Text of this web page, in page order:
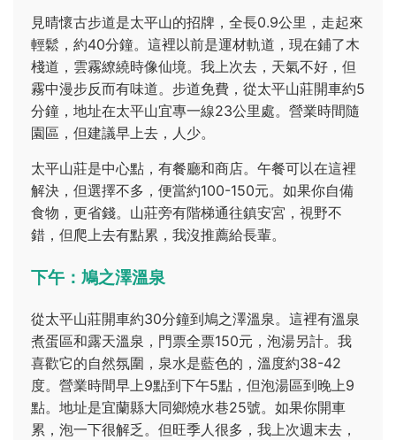
見晴懷古步道是太平山的招牌，全長0.9公里，走起來
輕鬆，約40分鐘。這裡以前是運材軌道，現在鋪了木
棧道，雲霧繚繞時像仙境。我上次去，天氣不好，但
霧中漫步反而有味道。步道免費，從太平山莊開車約5
分鐘，地址在太平山宜專一線23公里處。營業時間隨
園區，但建議早上去，人少。
太平山莊是中心點，有餐廳和商店。午餐可以在這裡
解決，但選擇不多，便當約100-150元。如果你自備
食物，更省錢。山莊旁有階梯通往鎮安宮，視野不
錯，但爬上去有點累，我沒推薦給長輩。
下午：鳩之澤溫泉
從太平山莊開車約30分鐘到鳩之澤溫泉。這裡有溫泉
煮蛋區和露天溫泉，門票全票150元，泡湯另計。我
喜歡它的自然氛圍，泉水是藍色的，溫度約38-42
度。營業時間早上9點到下午5點，但泡湯區到晚上9
點。地址是宜蘭縣大同鄉燒水巷25號。如果你開車
累，泡一下很解乏。但旺季人很多，我上次週末去，